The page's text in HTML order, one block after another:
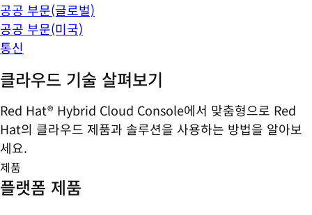
공공 부문(글로벌)
공공 부문(미국)
통신
클라우드 기술 살펴보기
Red Hat® Hybrid Cloud Console에서 맞춤형으로 Red
Hat의 클라우드 제품과 솔루션을 사용하는 방법을 알아보
세요.
제품
플랫폼 제품